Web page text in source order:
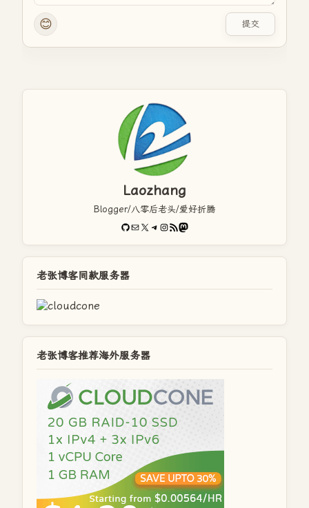
😊 提交
Laozhang
Blogger/八零后老头/爱好折腾
GitHub
电子邮件X Telegram
Instagram
RSS FeedMastodon
老张博客同款服务器
老张博客推荐海外服务器